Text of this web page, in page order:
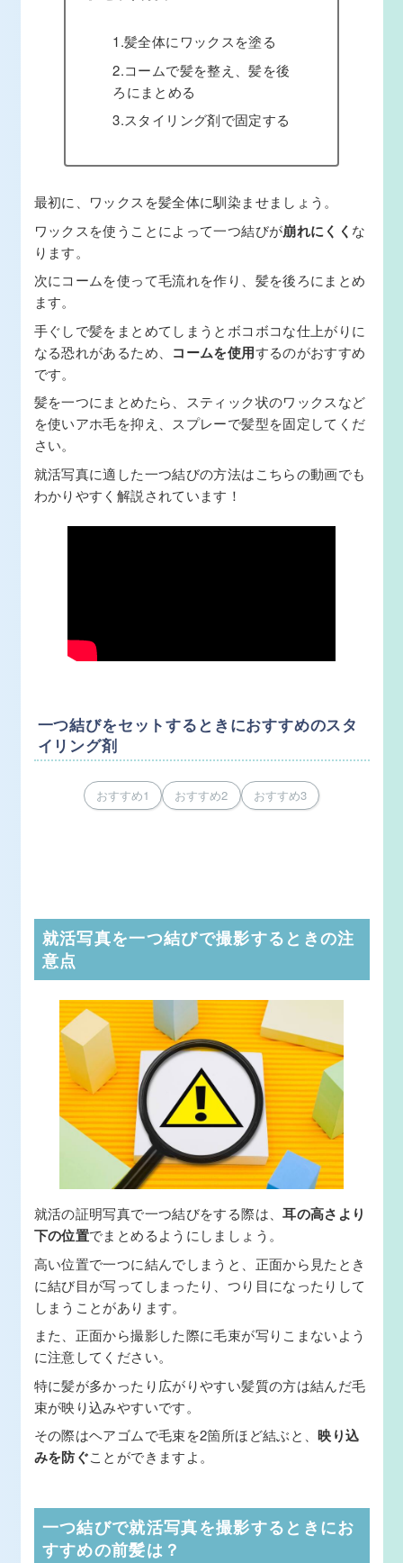
1.髪全体にワックスを塗る
2.コームで髪を整え、髪を後
ろにまとめる
3.スタイリング剤で固定する
最初に、ワックスを髪全体に馴染ませましょう。
ワックスを使うことによって一つ結びが崩れにくく な
ります。
次にコームを使って毛流れを作り、髪を後ろにまとめ
ます。
手ぐしで髪をまとめてしまうとボコボコな仕上がりに
なる恐れがあるため、 コームを使用するのがおすすめ
です。
髪を一つにまとめたら、スティック状のワックスなど
を使いアホ毛を抑え、スプレーで髪型を固定してくだ
さい。
就活写真に適した一つ結びの方法はこちらの動画でも
わかりやすく解説されています！
一つ結びをセットするときにおすすめのスタ
イリング剤
おすすめ1 おすすめ2 おすすめ3
就活写真を一つ結びで撮影するときの注
意点
就活の証明写真で一つ結びをする際は、耳の高さより
下の位置でまとめるようにしましょう。
高い位置で一つに結んでしまうと、正面から見たとき
に結び目が写ってしまったり、つり目になったりして
しまうことがあります。
また、正面から撮影した際に毛束が写りこまないよう
に注意してください。
特に髪が多かったり広がりやすい髪質の方は結んだ毛
束が映り込みやすいです。
その際はヘアゴムで毛束を2箇所ほど結ぶと、映り込
みを防ぐことができますよ。
一つ結びで就活写真を撮影するときにお
すすめの前髪は？